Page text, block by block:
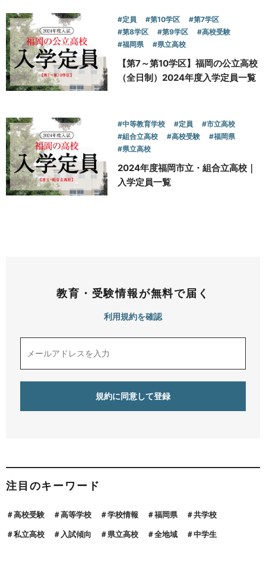
#定員 #第10学区
#第7学区
#第8学区
#第9学区
#高校受験
#福岡県
#県立高校
【第7～第10学区】福岡の公立高校
（全日制）2024年度入学定員一覧
#中等教育学校 #定員
#市立高校
#組合立高校
#高校受験
#福岡県
#県立高校
2024年度福岡市立・組合立高校｜
入学定員一覧
教育・受験情報が無料で届く
利用規約を確認
注目のキーワード
高校受験 高等学校 学校情報 福岡県 共学校
私立高校 入試傾向 県立高校 全地域 中学生